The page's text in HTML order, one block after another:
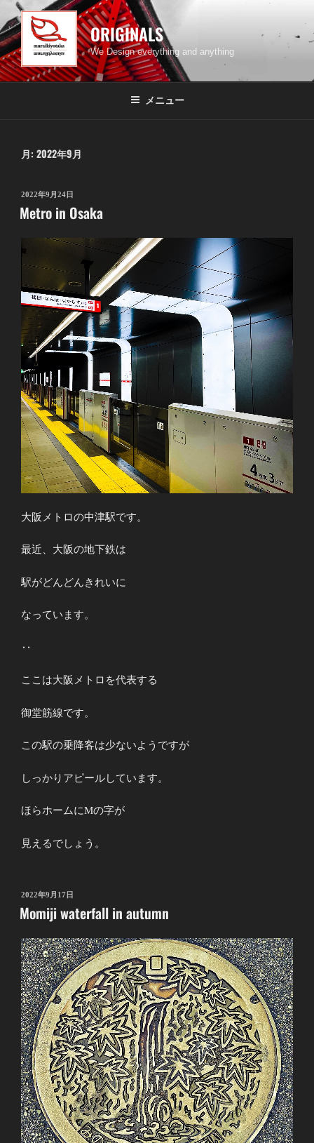
ン
テ
ン
ツ
ORIGINALS
We Design everything and anything
メニュー
月: 2022年9月
投
稿
日:
2022年9月24日
Metro in Osaka
大阪メトロの中津駅です。
最近、大阪の地下鉄は
駅がどんどんきれいに
なっています。
‥
ここは大阪メトロを代表する
御堂筋線です。
この駅の乗降客は少ないようですが
しっかりアピールしています。
ほらホームにMの字が
見えるでしょう。
投
稿
日:
2022年9月17日
Momiji waterfall in autumn